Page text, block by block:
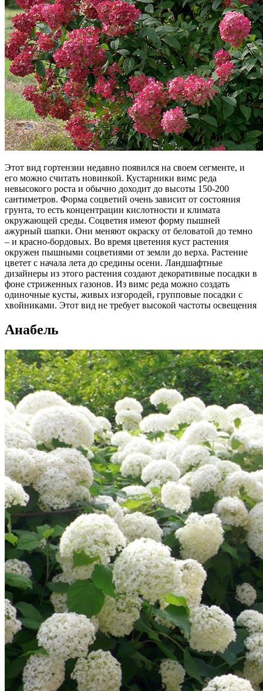
Этот вид гортензии недавно появился на своем сегменте, и
его можно считать новинкой. Кустарники вимс реда
невысокого роста и обычно доходит до высоты 150-200
сантиметров. Форма соцветий очень зависит от состояния
грунта, то есть концентрации кислотности и климата
окружающей среды. Соцветия имеют форму пышней
ажурный шапки. Они меняют окраску от беловатой до темно
– и красно-бордовых. Во время цветения куст растения
окружен пышными соцветиями от земли до верха. Растение
цветет с начала лета до средины осени. Ландшафтные
дизайнеры из этого растения создают декоративные посадки в
фоне стриженных газонов. Из вимс реда можно создать
одиночные кусты, живых изгородей, групповые посадки с
хвойниками. Этот вид не требует высокой частоты освещения
Анабель